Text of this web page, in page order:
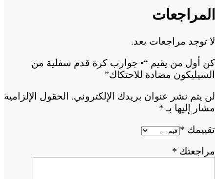
المراجعات
لا توجد مراجعات بعد.
كن أول من يقيم “• جوارب كرة قدم سفلية من
السيليكون مضادة للاحتكاك”
لن يتم نشر عنوان بريدك الإلكتروني. الحقول الإلزامية
مشار إليها بـ *
تقييمك *
مراجعتك *